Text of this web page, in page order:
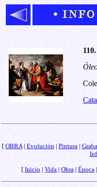
[ OBRA| Evolución| Pintura|
[ Inicio | Vida | Obra | Época